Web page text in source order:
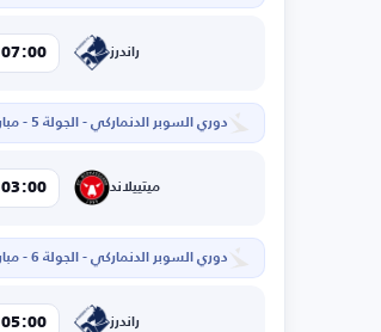
راندرز 07:00 م
دوري السوبر الدنماركي - الجولة 5 - مباراة الذهاب
ميتييلاند 03:00 م
دوري السوبر الدنماركي - الجولة 6 - مباراة الذهاب
راندرز 05:00 م